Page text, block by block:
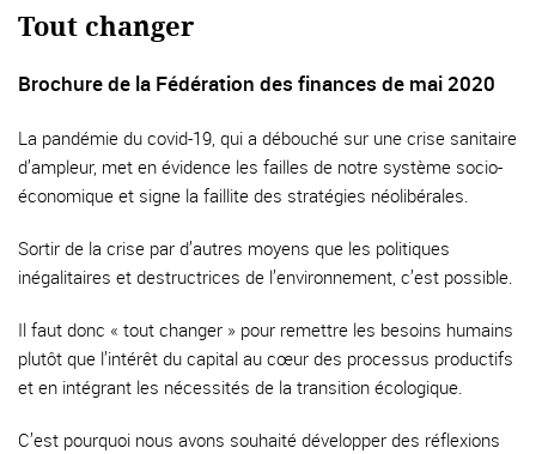
Tout changer
Brochure de la Fédération des finances de mai 2020
La pandémie du covid-19, qui a débouché sur une crise sanitaire
d’ampleur, met en évidence les failles de notre système socio-
économique et signe la faillite des stratégies néolibérales.
Sortir de la crise par d’autres moyens que les politiques
inégalitaires et destructrices de l’environnement, c’est possible.
Il faut donc « tout changer » pour remettre les besoins humains
plutôt que l’intérêt du capital au cœur des processus productifs
et en intégrant les nécessités de la transition écologique.
C’est pourquoi nous avons souhaité développer des réflexions